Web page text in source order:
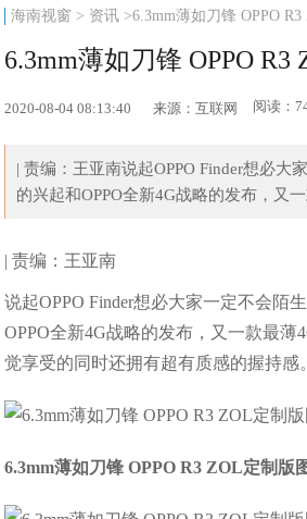
海南视窗 > 资讯 >6.3mm薄如刀锋 OPPO
6.3mm薄如刀锋 OPPO R3
2020-08-04 08:13:40 来源：互联网 阅读：
| 责编：王亚南说起OPPO Finder想必
的兴起和OPPO全新4G战略的发布，又
| 责编：王亚南
说起OPPO Finder想必大家一定不会陌
OPPO全新4G战略的发布，又一款最薄
觉享受的同时还拥有超有质感的握持
6.3mm薄如刀锋 OPPO R3 ZOL定制版